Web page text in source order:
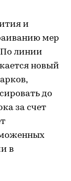
и
мер
По линии
новый
до
за счет
в